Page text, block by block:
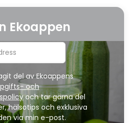
Ekoappen
del av Ekoappens
och
och tar gärna del
hälsotips och exklusiva
via min e-post.